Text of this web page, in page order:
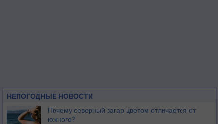
НЕПОГОДНЫЕ НОВОСТИ
Почему северный загар цветом отличается от
южного?